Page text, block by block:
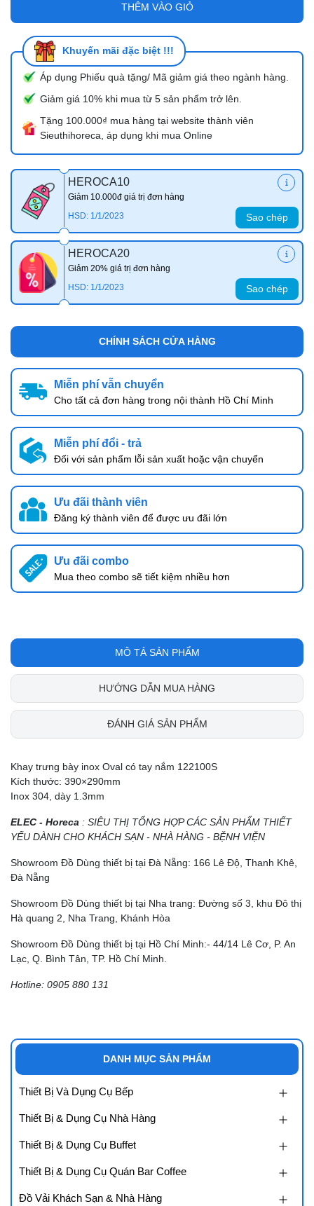
THÊM VÀO GIỎ
Khuyến mãi đặc biệt !!!
Áp dụng Phiếu quà tặng/ Mã giảm giá theo ngành hàng.
Giảm giá 10% khi mua từ 5 sản phẩm trở lên.
Tặng 100.000₫ mua hàng tại website thành viên
Sieuthihoreca, áp dụng khi mua Online
HEROCA10
Giảm 10.000đ giá trị đơn hàng
HSD: 1/1/2023
Sao chép
HEROCA20
Giảm 20% giá trị đơn hàng
HSD: 1/1/2023
Sao chép
CHÍNH SÁCH CỬA HÀNG
Miễn phí vẫn chuyển
Cho tất cả đơn hàng trong nội thành Hồ Chí Minh
Miễn phí đổi - trả
Đối với sản phẩm lỗi sản xuất hoặc vận chuyển
Ưu đãi thành viên
Đăng ký thành viên để được ưu đãi lớn
Ưu đãi combo
Mua theo combo sẽ tiết kiệm nhiều hơn
MÔ TẢ SẢN PHẨM
HƯỚNG DẪN MUA HÀNG
ĐÁNH GIÁ SẢN PHẨM
Khay trưng bày inox Oval có tay nắm 122100S
Kích thước: 390×290mm
Inox 304, dày 1.3mm
ELEC - Horeca : SIÊU THỊ TỔNG HỢP CÁC SẢN PHẨM THIẾT
YẾU DÀNH CHO KHÁCH SẠN - NHÀ HÀNG - BỆNH VIỆN
Showroom Đồ Dùng thiết bị tại Đà Nẵng: 166 Lê Độ, Thanh Khê,
Đà Nẵng
Showroom Đồ Dùng thiết bị tại Nha trang: Đường số 3, khu Đô thị
Hà quang 2, Nha Trang, Khánh Hòa
Showroom Đồ Dùng thiết bị tại Hồ Chí Minh:- 44/14 Lê Cơ, P. An
Lạc, Q. Bình Tân, TP. Hồ Chí Minh.
Hotline: 0905 880 131
DANH MỤC SẢN PHẨM
Thiết Bị Và Dụng Cụ Bếp
Thiết Bị & Dụng Cụ Nhà Hàng
Thiết Bị & Dụng Cụ Buffet
Thiết Bị & Dụng Cụ Quán Bar Coffee
Đồ Vải Khách Sạn & Nhà Hàng